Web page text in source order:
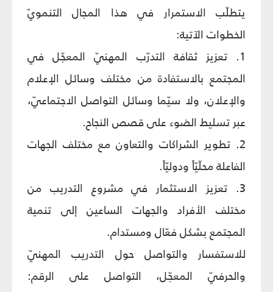
يتطلّب الاستمرار في هذا المجال التنمويّ
الخطوات الآتية:
1. تعزيز ثقافة التدرّب المهنيّ المعجّل في
المجتمع بالاستفادة من مختلف وسائل الإعلام
والإعلان، ولا سيّما وسائل التواصل الاجتماعيّ،
عبر تسليط الضوء على قصص النجاح.
2. تطوير الشراكات والتعاون مع مختلف الجهات
الفاعلة محلّيّاً ودوليّاً.
3. تعزيز الاستثمار في مشروع التدريب من
مختلف الأفراد والجهات الساعين إلى تنمية
المجتمع بشكل فعّال ومستدام.
للاستفسار والتواصل حول التدريب المهنيّ
والحرفيّ المعجّل، التواصل على الرقم: